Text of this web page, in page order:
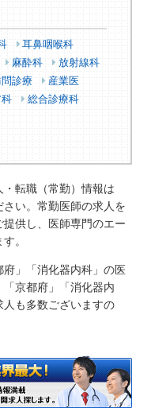
耳鼻咽喉科
麻酔科
放射線科
問診療
産業医
科
総合診療科
・転職（常勤）情報は
い。常勤医師の求人を
供し、医師専門のエー
。
」「消化器内科」の医
京都府」「消化器内
も多数ございますの